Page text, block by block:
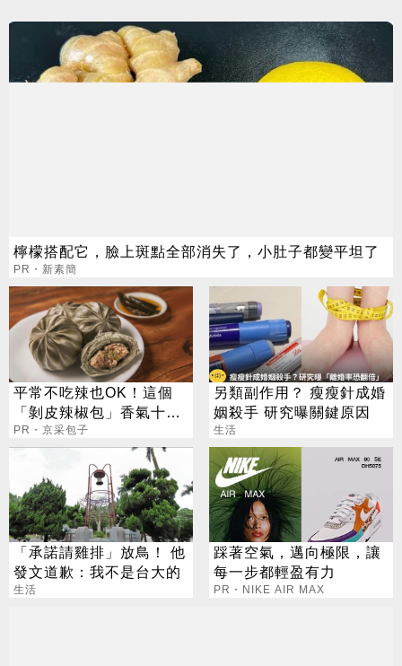
檸檬搭配它，臉上斑點全部消失了，小肚子都變平坦了
PR・新素簡
平常不吃辣也OK！這個
「剝皮辣椒包」香氣十
足，不辣口！
PR・京采包子
另類副作用？ 瘦瘦針成婚
姻殺手 研究曝關鍵原因
生活
「承諾請雞排」放鳥！ 他
發文道歉：我不是台大的
生活
踩著空氣，邁向極限，讓
每一步都輕盈有力
PR・NIKE AIR MAX